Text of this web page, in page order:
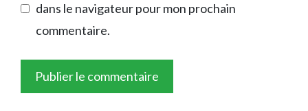
dans le navigateur pour mon prochain
commentaire.